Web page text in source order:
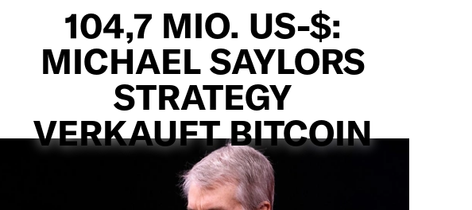
104,7 MIO. US-$:
MICHAEL SAYLORS
STRATEGY
VERKAUFT BITCOIN